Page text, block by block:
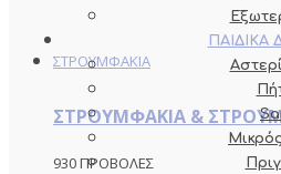
ΠΑΙΔΙΚΑ
ΣΤΡΟΥΜΦΑΚΙΑ
ΣΤΡΟΥΜΦΑΚΙΑ &
930 ΠΡΟΒΟΛΕΣ